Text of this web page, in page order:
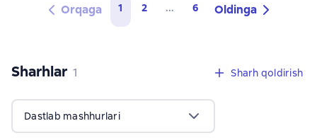
Orqaga 1 2 ... 6 Oldinga
Sharhlar 1 sharh
1 Sharh qoldirish
Dastlab mashhurlari